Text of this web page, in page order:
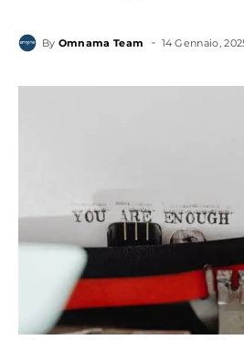
By Omnama Team - 14 Gennaio,